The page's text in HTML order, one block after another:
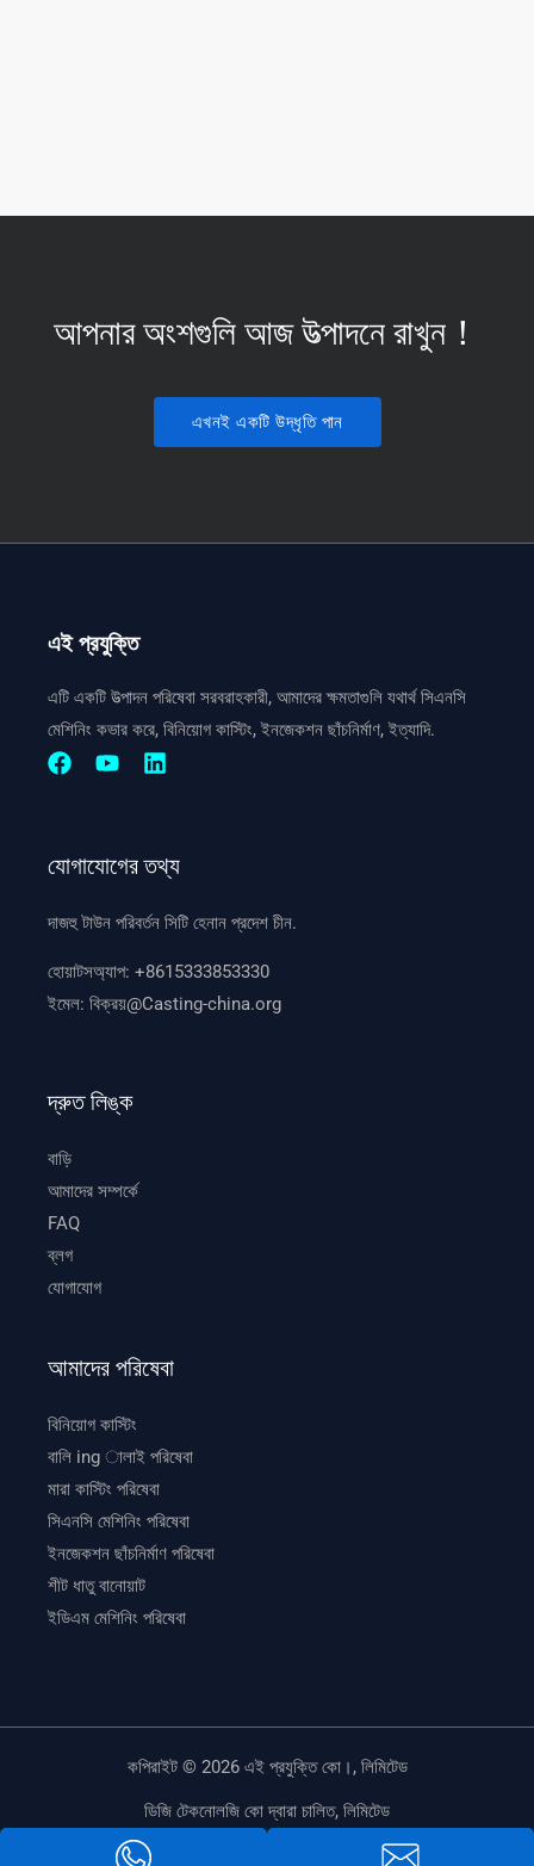
আপনার অংশগুলি আজ উত্পাদনে রাখুন！
এখনই একটি উদ্ধৃতি পান
এই প্রযুক্তি
এটি একটি উত্পাদন পরিষেবা সরবরাহকারী, আমাদের ক্ষমতাগুলি যথার্থ সিএনসি
মেশিনিং কভার করে, বিনিয়োগ কাস্টিং, ইনজেকশন ছাঁচনির্মাণ, ইত্যাদি.
যোগাযোগের তথ্য
দাজহু টাউন পরিবর্তন সিটি হেনান প্রদেশ চীন.
হোয়াটসঅ্যাপ:+8615333853330
ইমেল:বিক্রয়@Casting-china.org
দ্রুত লিঙ্ক
বাড়ি
আমাদের সম্পর্কে
FAQ
ব্লগ
যোগাযোগ
আমাদের পরিষেবা
বিনিয়োগ কাস্টিং
বালি ing ালাই পরিষেবা
মারা কাস্টিং পরিষেবা
সিএনসি মেশিনিং পরিষেবা
ইনজেকশন ছাঁচনির্মাণ পরিষেবা
শীট ধাতু বানোয়াট
ইডিএম মেশিনিং পরিষেবা
কপিরাইট © 2026 এই প্রযুক্তি কো।, লিমিটেড
ডিজি টেকনোলজি কো দ্বারা চালিত, লিমিটেড